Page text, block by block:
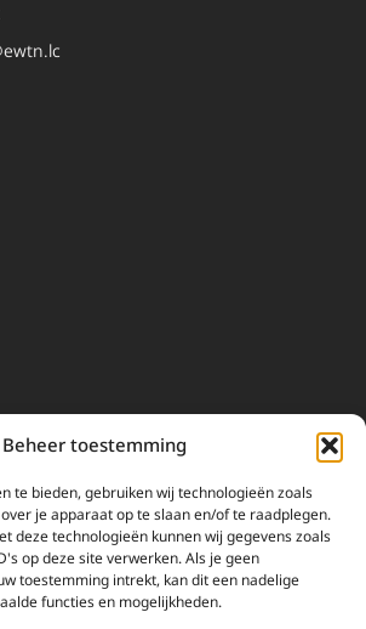
Beheer toestemming
te bieden, gebruiken wij technologieën zoals
je apparaat op te slaan en/of te raadplegen.
deze technologieën kunnen wij gegevens zoals
op deze site verwerken. Als je geen
toestemming intrekt, kan dit een nadelige
functies en mogelijkheden.